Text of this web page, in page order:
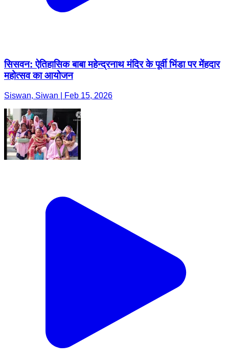
सिसवन: ऐतिहासिक बाबा महेन्द्रनाथ मंदिर के पूर्वी भिंडा पर मेंहदार
महोत्सव का आयोजन
Siswan, Siwan | Feb 15, 2026